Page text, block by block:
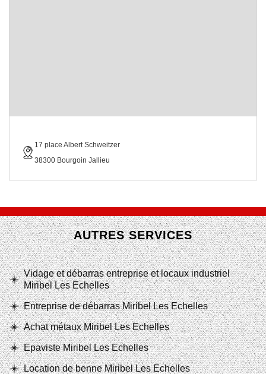
17 place Albert Schweitzer
38300 Bourgoin Jallieu
AUTRES SERVICES
Vidage et débarras entreprise et locaux industriel
Miribel Les Echelles
Entreprise de débarras Miribel Les Echelles
Achat métaux Miribel Les Echelles
Epaviste Miribel Les Echelles
Location de benne Miribel Les Echelles